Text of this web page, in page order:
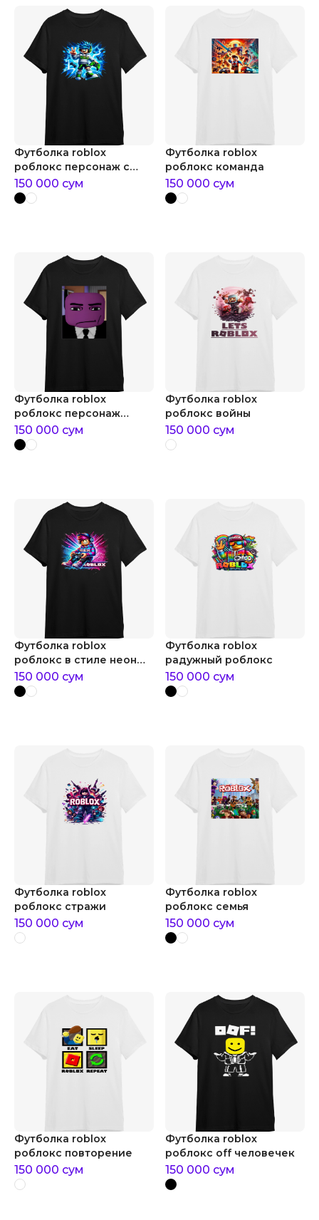
Футболка roblox
роблокс персонаж с
молниями
150 000 сум
Футболка roblox
роблокс команда
150 000 сум
Футболка roblox
роблокс персонаж
сенчоус
150 000 сум
Футболка roblox
роблокс войны
150 000 сум
Футболка roblox
роблокс в стиле неон
геймера
150 000 сум
Футболка roblox
радужный роблокс
150 000 сум
Футболка roblox
роблокс стражи
150 000 сум
Футболка roblox
роблокс семья
150 000 сум
Футболка roblox
роблокс повторение
150 000 сум
Футболка roblox
роблокс off человечек
150 000 сум